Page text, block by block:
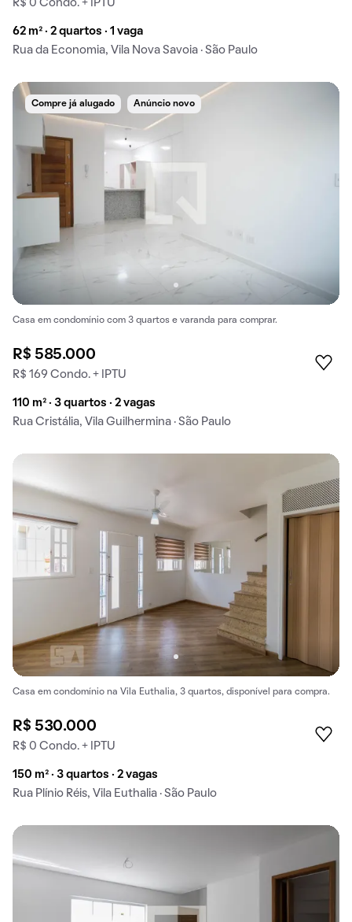
R$ 0 Condo. + IPTU
62 m² · 2 quartos · 1 vaga
Rua da Economia, Vila Nova Savoia · São Paulo
Compre já alugado Anúncio novo
Casa em condomínio com 3 quartos e varanda para comprar.
R$ 585.000
R$ 169 Condo. + IPTU
110 m² · 3 quartos · 2 vagas
Rua Cristália, Vila Guilhermina · São Paulo
Casa em condomínio na Vila Euthalia, 3 quartos, disponível para compra.
R$ 530.000
R$ 0 Condo. + IPTU
150 m² · 3 quartos · 2 vagas
Rua Plínio Réis, Vila Euthalia · São Paulo